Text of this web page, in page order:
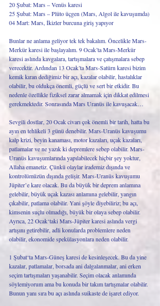
20 Şubat: Mars – Venüs karesi
25 Şubat: Mars – Plüto üçgen (Mars, Algol ile kavuşumda)
04 Mart: Mars, İkizler burcuna giriş yapıyor
Bunlar ne anlama geliyor tek tek bakalım. Öncelikle Mars-
Merkür karesi ile başlayalım. 9 Ocak’ta Mars-Merkür
karesi aslında kavgalara, tartışmalara ve çatışmalara sebep
verecektir. Ardından 13 Ocak’ta Mars-Satürn karesi bizim
kemik kıran dediğimiz bir açı, kazalar olabilir, hastalıklar
olabilir, bu oldukça önemli, güçlü ve sert bir etkidir. Bu
nedenle özellikle fiziksel zarar almamak için dikkat edilmesi
gerekmektedir. Sonrasında Mars Uranüs ile kavuşacak…
Sevgili dostlar, 20 Ocak civarı çok önemli bir tarih, hatta bu
ayın en tehlikeli 3 günü denebilir. Mars-Uranüs kavuşumu
kalp krizi, beyin kanaması, motor kazaları, uçak kazaları,
patlamalar ve ne yazık ki depremlere sebep olabilir. Mars-
Uranüs kavuşumlarında yapılabilecek hiçbir şey yoktur,
Allaha emanetiz. Çünkü olaylar irademiz dışında ve
kontrolümüzün dışında gelişir. Mars-Uranüs kavuşumu
Jüpiter’e kare olacak. Bu da büyük bir deprem anlamına
gelebilir, büyük uçak kazası anlamına gelebilir, yangın
çıkabilir, patlama olabilir. Yani şöyle diyebiliriz; bu açı,
kimsenin suçlu olmadığı, büyük bir olaya sebep olabilir.
Ayrıca, 22 Ocak‘taki Mars-Jüpiter karesi aslında vergi
artışını getirebilir, adli konularda problemlere neden
olabilir, ekonomide spekülasyonlara neden olabilir.
1 Şubat‘ta Mars-Güneş karesi de kesinleşecek. Bu da yine
kazalar, patlamalar, borsada ani dalgalanmalar, ani erken
seçim tartışmaları yaşanabilir. Seçim olacak anlamında
söylemiyorum ama bu konuda bir takım tartışmalar olabilir.
Bunun yanı sıra bu açı aslında suikaste de işaret ediyor.